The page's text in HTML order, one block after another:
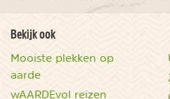
Bekijk ook
Mooiste plekken op
aarde
wAARDEvol reizen